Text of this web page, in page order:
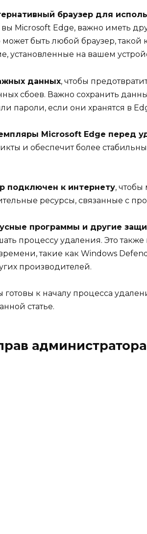
браузер для
вы Microsoft Edge, важно иметь
быть любой браузер, такой
установленные на вашем
данных, чтобы
сбоев. Важно сохранить
пароли, если они хранятся в
Microsoft Edge перед
и обеспечит более
подключен к интернету,
ресурсы, связанные с
программы и другие
процессу удаления. Это
такие как Windows
производителей.
к началу процесса
статье.
администратора